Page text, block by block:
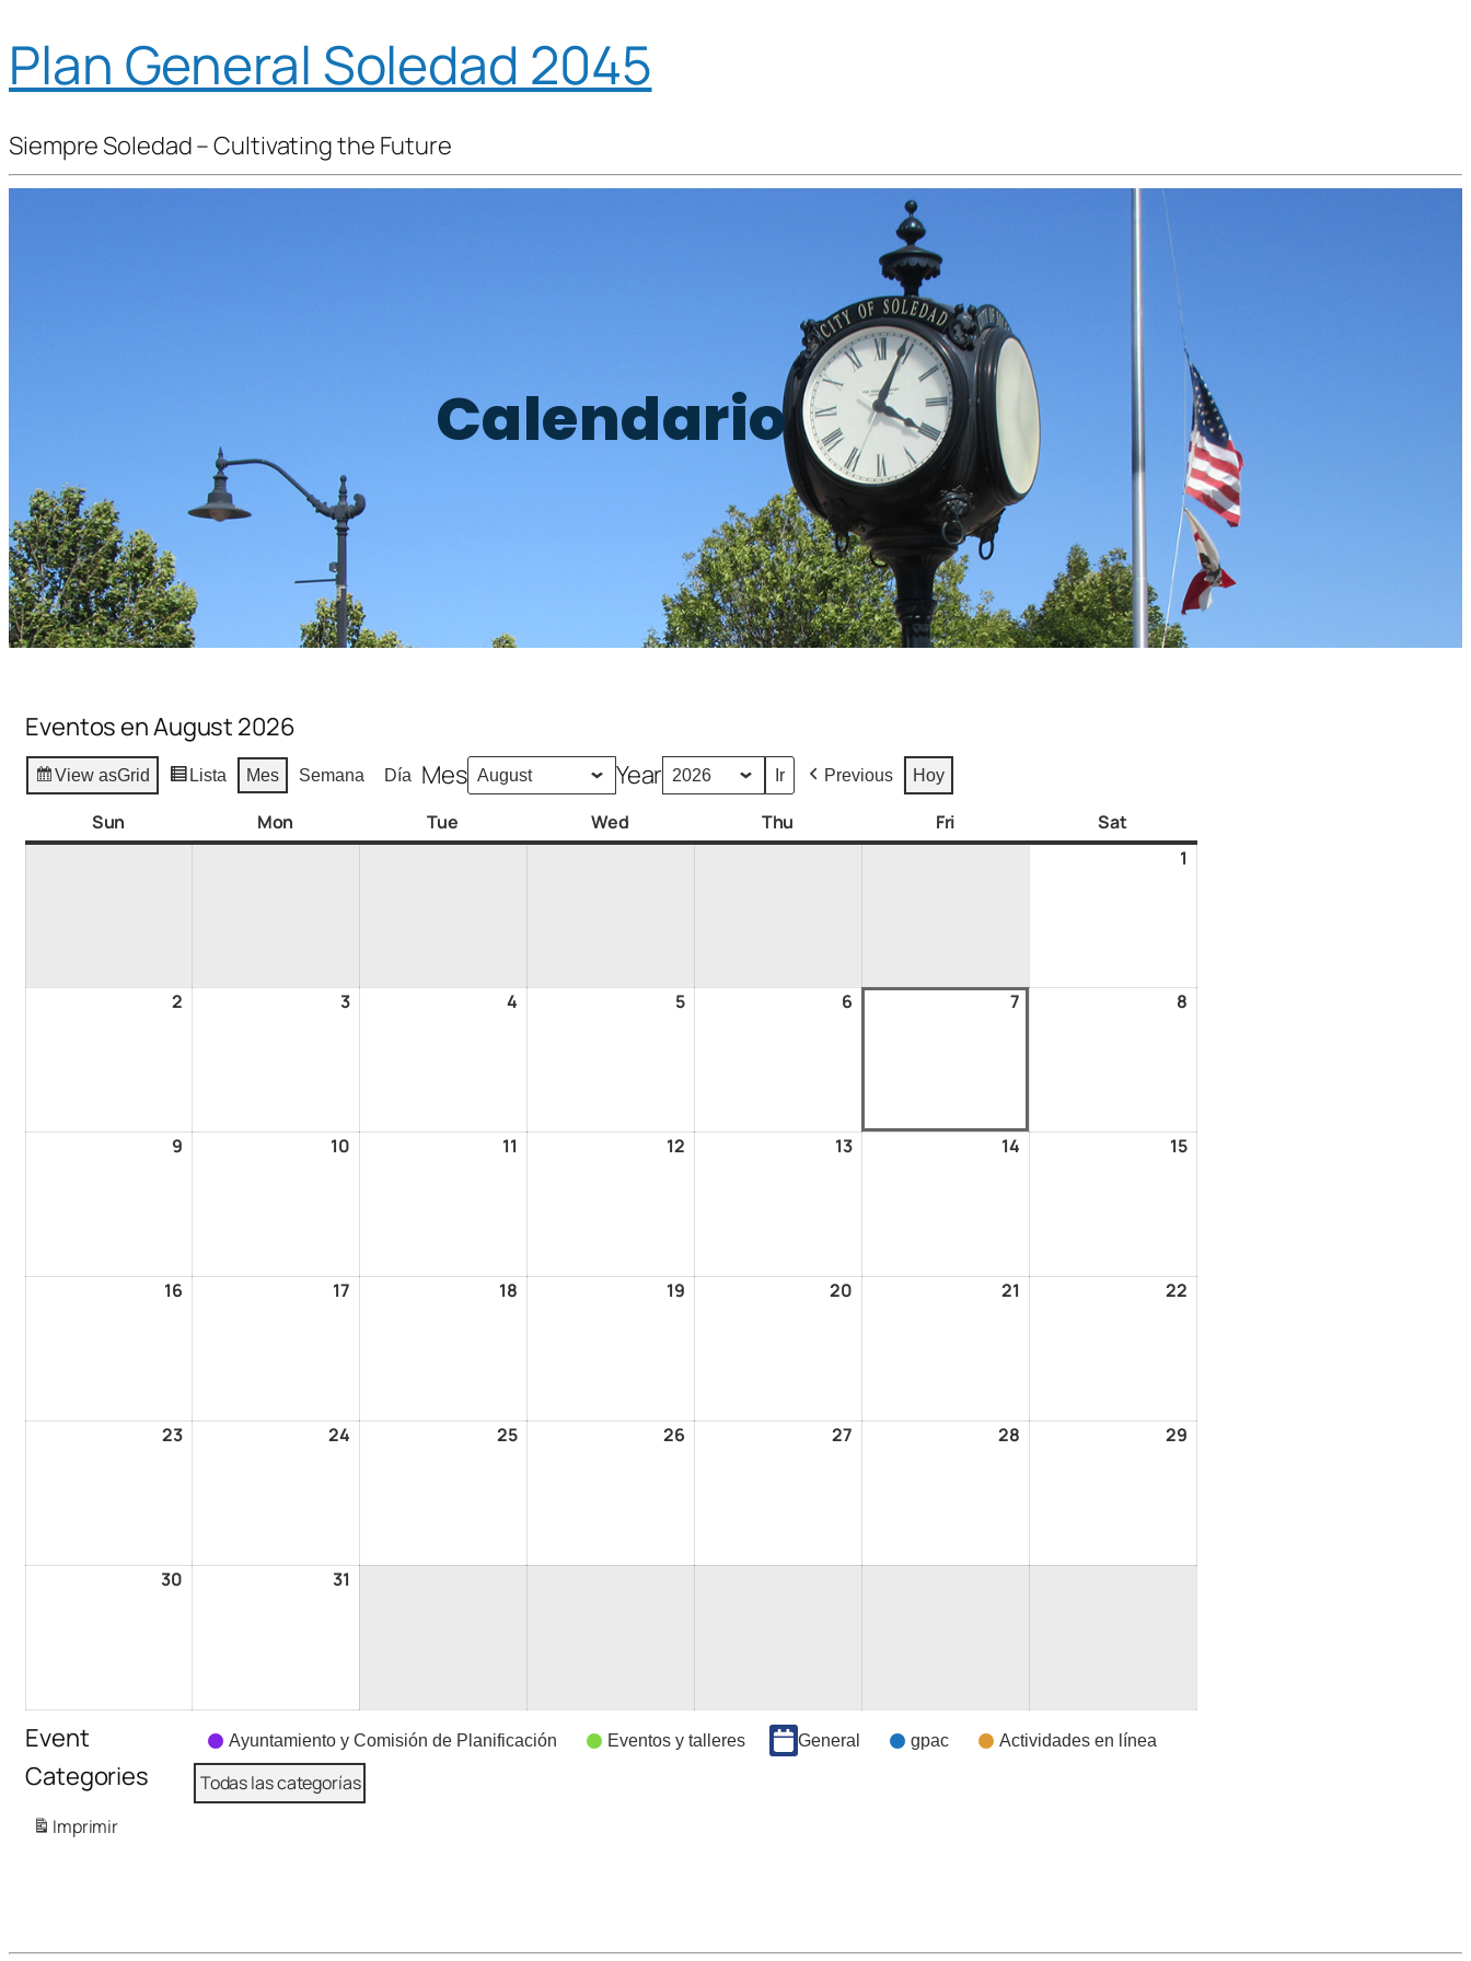
Plan General Soledad 2045
Siempre Soledad – Cultivating the Future
Calendario
Eventos en August 2026
View asGrid Lista Mes Semana Día Mes Year Previous Hoy
Sun Mon Tue Wed Thu Fri
Sat
1
2 3 4 5 6 7 8
9 10 11 12 13 14 15
16 17 18 19 20 21 22
23 24 25 26 27 28 29
30 31
Event
Categories
Ayuntamiento y Comisión de Planificación Eventos y talleres General gpac Actividades en línea
Todas las categorías
Imprimir